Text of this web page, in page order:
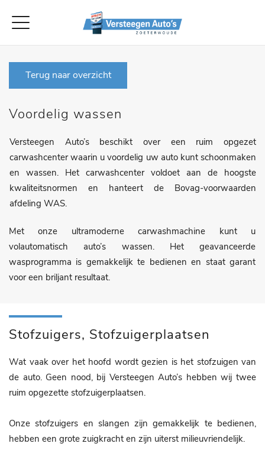
Terug naar overzicht
Voordelig wassen
Versteegen Auto’s beschikt over een ruim opgezet
carwashcenter waarin u voordelig uw auto kunt schoonmaken
en wassen. Het carwashcenter voldoet aan de hoogste
kwaliteitsnormen en hanteert de Bovag-voorwaarden
afdeling WAS.
Met onze ultramoderne carwashmachine kunt u
volautomatisch auto’s wassen. Het geavanceerde
wasprogramma is gemakkelijk te bedienen en staat garant
voor een briljant resultaat.
Stofzuigers, Stofzuigerplaatsen
Wat vaak over het hoofd wordt gezien is het stofzuigen van
de auto. Geen nood, bij Versteegen Auto’s hebben wij twee
ruim opgezette stofzuigerplaatsen.
Onze stofzuigers en slangen zijn gemakkelijk te bedienen,
hebben een grote zuigkracht en zijn uiterst milieuvriendelijk.